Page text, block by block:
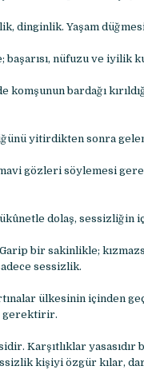
dinginlik. Yaşam
başarısı, nüfuzu ve iyilik
komşunun bardağı
yitirdikten sonra
gözleri söylemesi
dolaş, sessizliğin
bir sakinlikle;
sessizlik.
ülkesinin içinden
gerektirir.
Karşıtlıklar yasasıdır
kişiyi özgür kılar,